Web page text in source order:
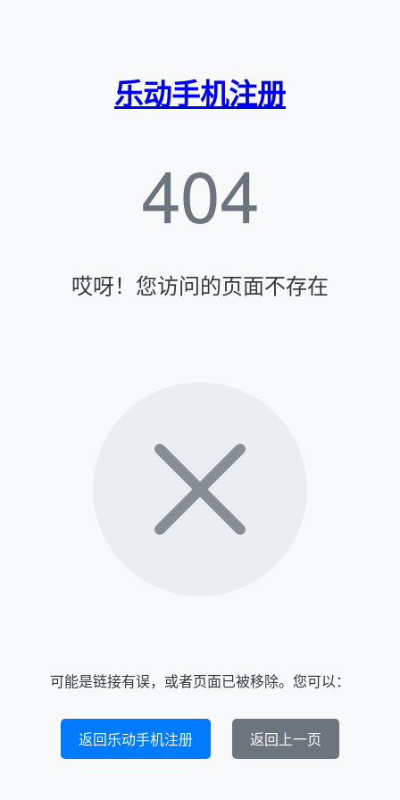
乐动手机注册
404
哎呀！您访问的页面不存在
可能是链接有误，或者页面已被移除。您可以：
返回乐动手机注册 返回上一页